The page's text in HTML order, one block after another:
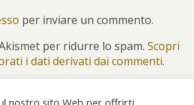
per inviare un commento.
per ridurre lo spam. Scopri
i dati derivati dai commenti.